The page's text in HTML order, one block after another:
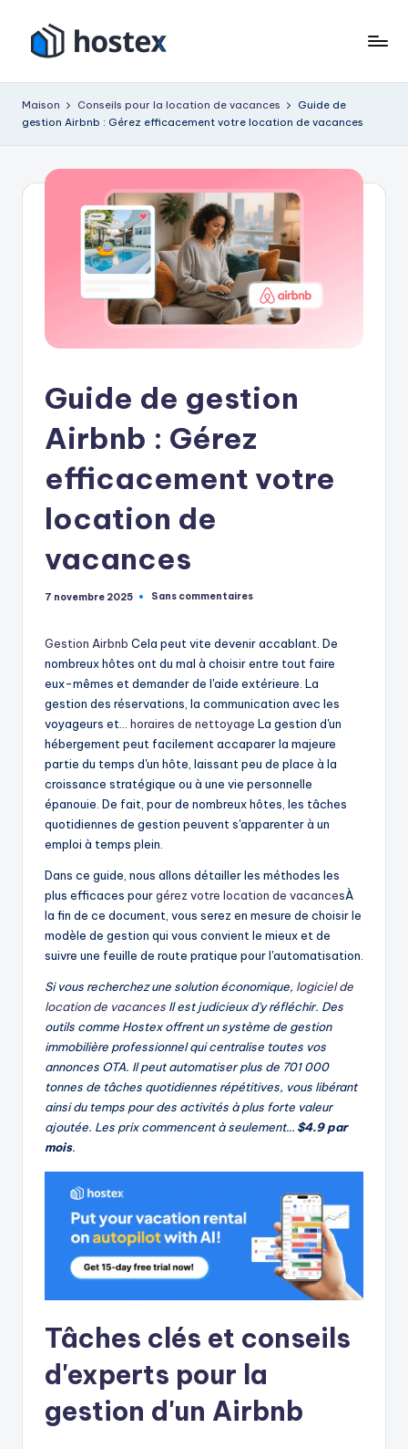
Accéder
contenu
o
s
location
en
automatique
Maison Conseils pour la location de vacances
Guide de
gestion Airbnb : Gérez efficacement votre location de vacances
Guide de gestion
Airbnb : Gérez
efficacement votre
location de
vacances
7 novembre 2025 Sans commentaires
Gestion Airbnb Cela peut vite devenir accablant. De
nombreux hôtes ont du mal à choisir entre tout faire
eux-mêmes et demander de l'aide extérieure. La
gestion des réservations, la communication avec les
voyageurs et… horaires de nettoyage La gestion d'un
hébergement peut facilement accaparer la majeure
partie du temps d'un hôte, laissant peu de place à la
croissance stratégique ou à une vie personnelle
épanouie. De fait, pour de nombreux hôtes, les tâches
quotidiennes de gestion peuvent s'apparenter à un
emploi à temps plein.
Dans ce guide, nous allons détailler les méthodes les
plus efficaces pourgérez votre location de vacancesÀ
la fin de ce document, vous serez en mesure de choisir le
modèle de gestion qui vous convient le mieux et de
suivre une feuille de route pratique pour l'automatisation.
Si vous recherchez une solution économique, logiciel de
location de vacances Il est judicieux d'y réfléchir. Des
outils comme Hostex offrent un système de gestion
immobilière professionnel qui centralise toutes vos
annonces OTA. Il peut automatiser plus de 701 000
tonnes de tâches quotidiennes répétitives, vous libérant
ainsi du temps pour des activités à plus forte valeur
ajoutée. Les prix commencent à seulement… $4.9 par
mois.
Tâches clés et conseils
d'experts pour la
gestion d'un Airbnb